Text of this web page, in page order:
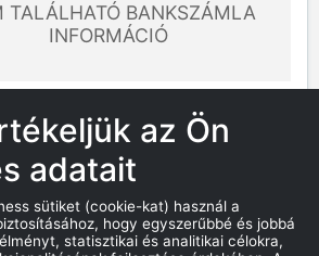
TALÁLHATÓ BANKSZÁMLA
INFORMÁCIÓ
ISMÉTELT KÉRDÉSEK
az Ön
adatait
sütiket (cookie-kat) használ a
hogy egyszerűbbé és jobbá
statisztikai és analitikai célokra,